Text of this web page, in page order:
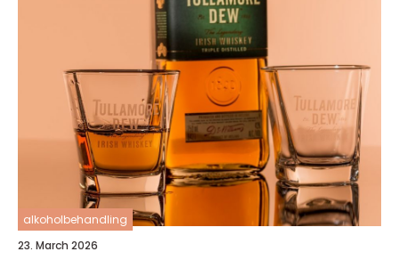
alkoholbehandling
23. March 2026